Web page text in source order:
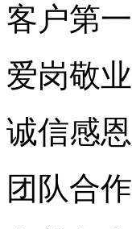
客户第一
爱岗敬业
诚信感恩
团队合作